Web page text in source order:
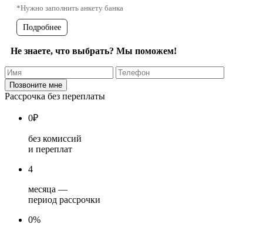
*Нужно заполнить анкету банка
Подробнее
Не знаете, что выбрать? Мы поможем!
Рассрочка без переплаты
0₽
без комиссий
и переплат
4
месяца —
период рассрочки
0%